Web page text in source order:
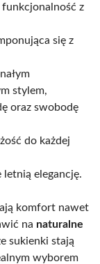
funkcjonalność z
się z
stylem,
oraz swobodę
do każdej
elegancję.
komfort nawet
na naturalne
sukienki stają
wyborem